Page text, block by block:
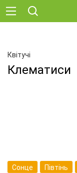
Квітучі
Клематиси
Сонце Півтінь